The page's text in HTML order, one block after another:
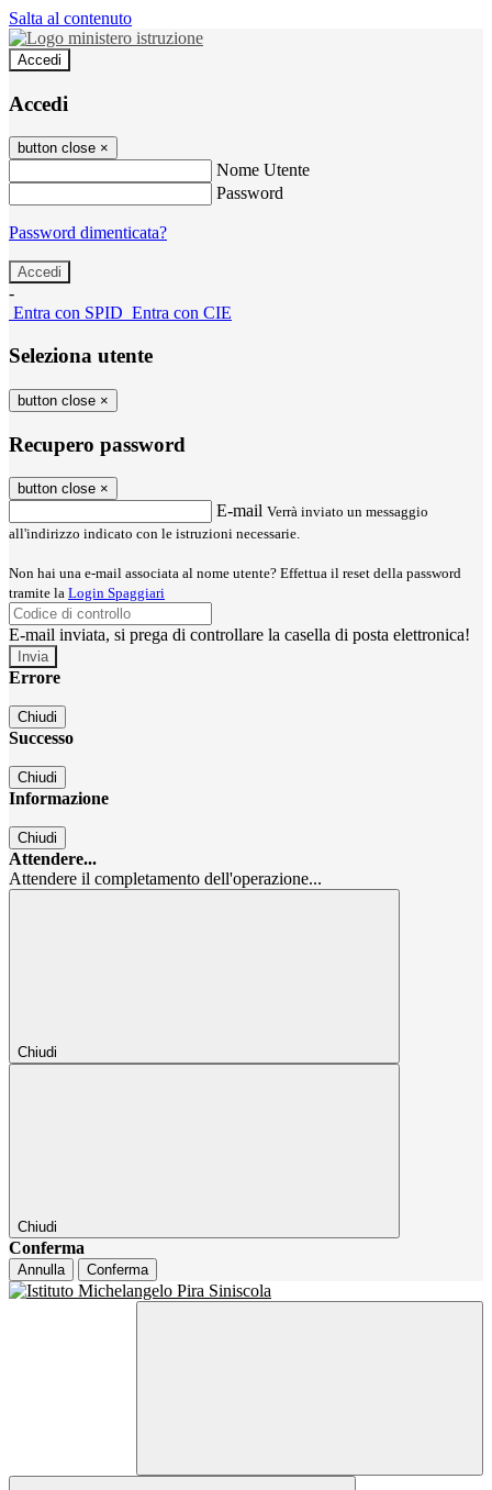
Salta al contenuto
Accedi
Accedi
button close ×
Nome Utente
Password
Password dimenticata?
-
Entra con SPID Entra con CIE
Seleziona utente
button close ×
Recupero password
button close ×
E-mail Verrà inviato un messaggio
all'indirizzo indicato con le istruzioni necessarie.
Non hai una e-mail associata al nome utente? Effettua il reset della password
tramite la Login Spaggiari
E-mail inviata, si prega di controllare la casella di posta elettronica!
Errore
Chiudi
Successo
Chiudi
Informazione
Chiudi
Attendere...
Attendere il completamento dell'operazione...
Chiudi
Chiudi
Conferma
Annulla Conferma